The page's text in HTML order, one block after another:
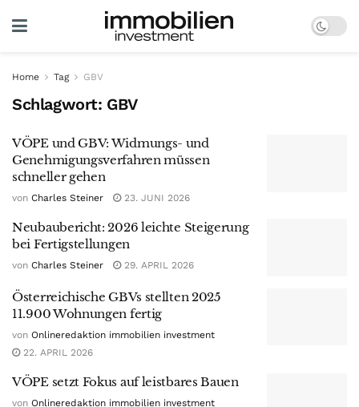
Home Tag GBV
Schlagwort: GBV
VÖPE und GBV: Widmungs- und
Genehmigungsverfahren müssen
schneller gehen
von Charles Steiner 23. JUNI 2026
Neubaubericht: 2026 leichte Steigerung
bei Fertigstellungen
von Charles Steiner 29. APRIL 2026
Österreichische GBVs stellten 2025
11.900 Wohnungen fertig
von Onlineredaktion immobilien investment
22. APRIL 2026
VÖPE setzt Fokus auf leistbares Bauen
von Onlineredaktion immobilien investment